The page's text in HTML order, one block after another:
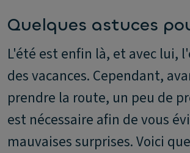
Quelques astuces
L'été est enfin là, et avec lui,
des vacances. Cependant,
prendre la route, un peu de
est nécessaire afin de vous
mauvaises surprises. Voici